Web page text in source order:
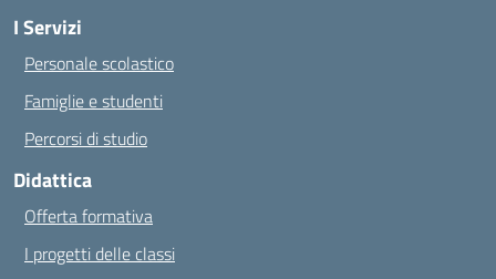
I Servizi
Personale scolastico
Famiglie e studenti
Percorsi di studio
Didattica
Offerta formativa
I progetti delle classi